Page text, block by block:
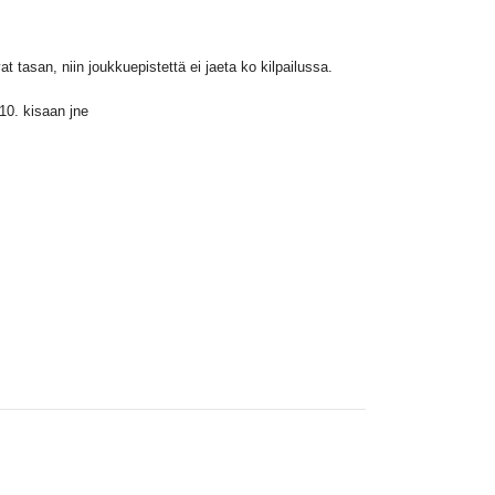
tasan, niin joukkuepistettä ei jaeta ko kilpailussa.
kisaan jne